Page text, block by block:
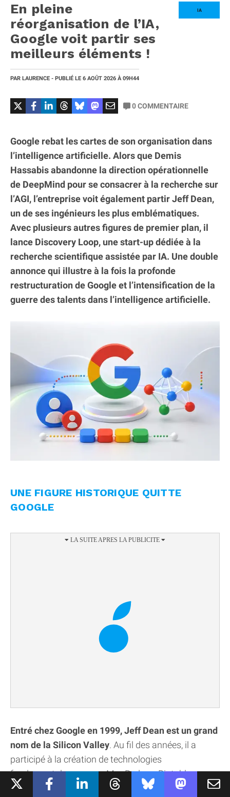
IA
En pleine
réorganisation de l’IA,
Google voit partir ses
meilleurs éléments !
PAR LAURENCE - PUBLIÉ LE 6 AOÛT 2026 À 09H44
0COMMENTAIRE
Google rebat les cartes de son organisation dans
l’intelligence artificielle. Alors que Demis
Hassabis abandonne la direction opérationnelle
de DeepMind pour se consacrer à la recherche sur
l’AGI, l’entreprise voit également partir Jeff Dean,
un de ses ingénieurs les plus emblématiques.
Avec plusieurs autres figures de premier plan, il
lance Discovery Loop, une start-up dédiée à la
recherche scientifique assistée par IA. Une double
annonce qui illustre à la fois la profonde
restructuration de Google et l’intensification de la
guerre des talents dans l’intelligence artificielle.
UNE FIGURE HISTORIQUE QUITTE
GOOGLE
Entré chez Google en 1999, Jeff Dean est un grand
nom de la Silicon Valley. Au fil des années, il a
participé à la création de technologies
fondamentales comme MapReduce, Bigtable ou
encore Spanner, qui constituent encore aujourd’hui